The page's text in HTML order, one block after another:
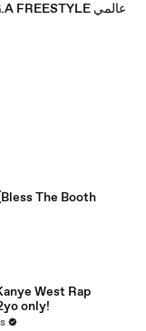
Rap Heure _ G.G.A FREESTYLE عالمي
The Booth
West Rap
only!